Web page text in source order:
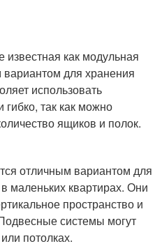
как модульная
для хранения
использовать
так как можно
ящиков и полок.
отличным вариантом для
маленьких квартирах. Они
пространство и
системы могут
потолках.